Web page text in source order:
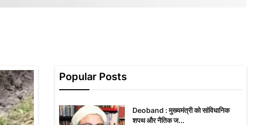
Popular Posts
Deoband : मुख्यमंत्री को सांविधानिक
शपथ और नैतिक ज...